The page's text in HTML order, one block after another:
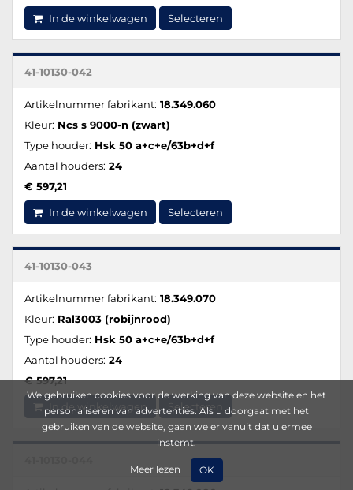
In de winkelwagen Selecteren
41-10130-042
Artikelnummer fabrikant: 18.349.060
Kleur: Ncs s 9000-n (zwart)
Type houder: Hsk 50 a+c+e/63b+d+f
Aantal houders: 24
€ 597,21
In de winkelwagen Selecteren
41-10130-043
Artikelnummer fabrikant: 18.349.070
Kleur: Ral3003 (robijnrood)
Type houder: Hsk 50 a+c+e/63b+d+f
Aantal houders: 24
€ 597,21
In de winkelwagen Selecteren
We gebruiken cookies voor de werking van deze website en het
personaliseren van advertenties. Als u doorgaat met het
gebruiken van de website, gaan we er vanuit dat u ermee
instemt.
Meer lezen OK